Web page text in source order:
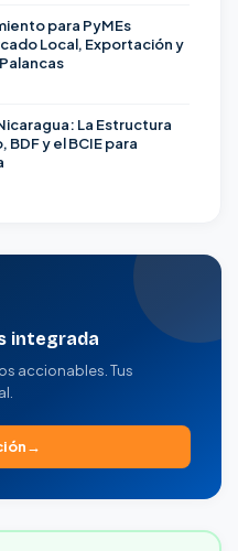
para PyMEs
Local, Exportación y
La Estructura
y el BCIE para
integrada
accionables. Tus